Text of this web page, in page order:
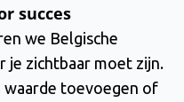
succes
we Belgische
je zichtbaar moet zijn.
waarde toevoegen of